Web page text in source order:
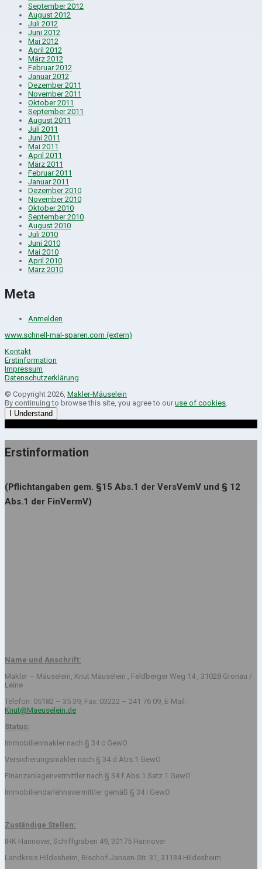
September 2012
August 2012
Juli 2012
Juni 2012
Mai 2012
April 2012
März 2012
Februar 2012
Januar 2012
Dezember 2011
November 2011
Oktober 2011
September 2011
August 2011
Juli 2011
Juni 2011
Mai 2011
April 2011
März 2011
Februar 2011
Januar 2011
Dezember 2010
November 2010
Oktober 2010
September 2010
August 2010
Juli 2010
Juni 2010
Mai 2010
April 2010
März 2010
Meta
Anmelden
www.schnell-mal-sparen.com (extern)
Kontakt
Erstinformation
Impressum
Datenschutzerklärung
© Copyright 2026, Makler-Mäuselein
By continuing to browse this site, you agree to our use of cookies
I Understand
Erstinformation
(Pflichtangaben gem. §15 Abs.1 der VersVemV und § 12
Abs.1 der FinVermV)
Name und Anschrift:
Makler – Mäuselein, Knut Mäuselein , Feldberger Weg 14 , 31028 Gronau /
Leine
Telefon: 05182 – 35 39, Fax: 03222 – 241 76 09, E-Mail:
Knut@Maeuselein.de
Status:
Immobilienmakler nach § 34 c GewO
Versicherungsmakler nach § 34 d Abs.1 GewO
Finanzanlagenvermittler nach § 34 f Abs.1 Satz 1 GewO
Immobiliendarlehnsvermittler gemäß § 34 i GewO
Zuständige Stellen:
IHK Hannover, Schiffgraben 49, 30175 Hannover
Landkreis Hildesheim, Bischof-Jansen-Str. 31, 31134 Hildesheim